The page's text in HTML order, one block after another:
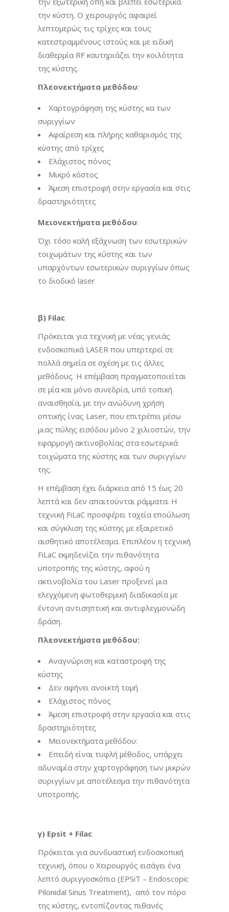
την κύστη. Ο χειρουργός αφαιρεί
λεπτομερώς τις τρίχες και τους
κατεστραμμένους ιστούς και με ειδική
διαθερμία RF καυτηριάζει την κοιλότητα
της κύστης.
Πλεονεκτήματα μεθόδου:
Χαρτογράφηση της κύστης κα των
συριγγίων
Αφαίρεση και πλήρης καθαρισμός της
κύστης από τρίχες
Ελάχιστος πόνος
Μικρό κόστος
Άμεση επιστροφή στην εργασία και στις
δραστηριότητες
Μειονεκτήματα μεθόδου:
Όχι τόσο καλή εξάχνωση των εσωτερικών
τοιχωμάτων της κύστης και των
υπαρχόντων εσωτερικών συριγγίων όπως
το διοδικό laser
β) Filac
Πρόκειται για τεχνική με νέας γενιάς
ενδοσκοπικά LASER που υπερτερεί σε
πολλά σημεία σε σχέση με τις άλλες
μεθόδους. Η επέμβαση πραγματοποιείται
σε μία και μόνο συνεδρία, υπό τοπική
αναισθησία, με την ανώδυνη χρήση
οπτικής ίνας Laser, που επιτρέπει μέσω
μιας πύλης εισόδου μόνο 2 χιλιοστών, την
εφαρμογή ακτινοβολίας στα εσωτερικά
τοιχώματα της κύστης και των συριγγίων
της.
Η επέμβαση έχει διάρκεια από 15 έως 20
λεπτά και δεν απαιτούνται ράμματα. Η
τεχνική FiLaC προσφέρει ταχεία επούλωση
και σύγκλιση της κύστης με εξαιρετικό
αισθητικό αποτέλεσμα. Επιπλέον η τεχνική
FiLaC εκμηδενίζει την πιθανότητα
υποτροπής της κύστης, αφού η
ακτινοβολία του Laser προξενεί μια
ελεγχόμενη φωτοθερμική διαδικασία με
έντονη αντισηπτική και αντιφλεγμονώδη
δράση.
Πλεονεκτήματα μεθόδου:
Αναγνώριση και καταστροφή της
κύστης
Δεν αφήνει ανοικτή τομή
Ελάχιστος πόνος
Άμεση επιστροφή στην εργασία και στις
δραστηριότητες
Μειονεκτήματα μεθόδου:
Επειδή είναι τυφλή μέθοδος, υπάρχει
αδυναμία στην χαρτογράφηση των μικρών
συριγγίων με αποτέλεσμα την πιθανότητα
υποτροπής.
γ) Epsit + Filac
Πρόκειται για συνδυαστική ενδοσκοπική
τεχνική, όπου ο Χειρουργός εισάγει ένα
λεπτό συριγγοσκόπιο (EPSiT – Endoscopic
Pilonidal Sinus Treatment), από τον πόρο
της κύστης, εντοπίζοντας πιθανές